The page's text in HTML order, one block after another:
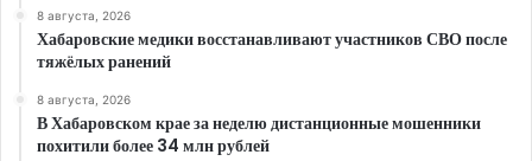
8 августа, 2026
Хабаровские медики восстанавливают участников СВО после
тяжёлых ранений
8 августа, 2026
В Хабаровском крае за неделю дистанционные мошенники
похитили более 34 млн рублей